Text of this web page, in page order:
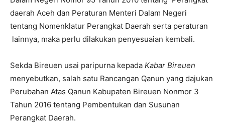
daerah Aceh dan Peraturan Menteri Dalam Negeri
tentang Nomenklatur Perangkat Daerah serta peraturan
lainnya, maka perlu dilakukan penyesuaian kembali.
Sekda Bireuen usai paripurna kepada Kabar Bireuen
menyebutkan, salah satu Rancangan Qanun yang dajukan
Perubahan Atas Qanun Kabupaten Bireuen Nonmor 3
Tahun 2016 tentang Pembentukan dan Susunan
Perangkat Daerah.